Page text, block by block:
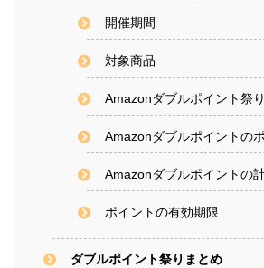
開催期間
対象商品
Amazonダブルポイント祭
Amazonダブルポイントの
Amazonダブルポイントの
ポイントの有効期限
ダブルポイント祭りまとめ